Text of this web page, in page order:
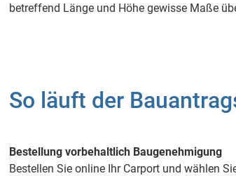
betreffend Länge und Höhe gewisse Maße
So läuft der
Bestellung vorbehaltlich Baugenehmigung
Bestellen Sie online Ihr Carport und wählen